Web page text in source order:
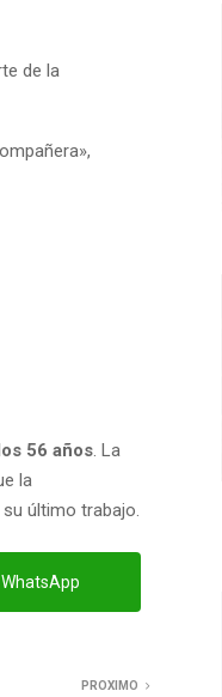
de la
,
56 años . La
la
último trabajo.
WhatsApp
PROXIMO